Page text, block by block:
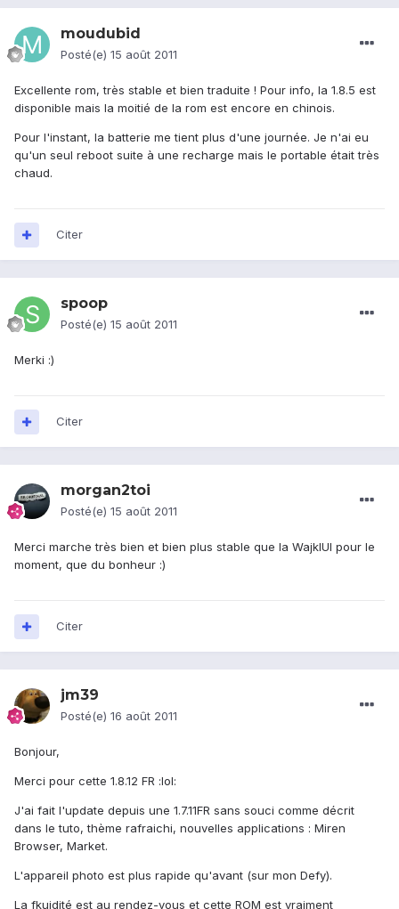
moudubid
Posté(e) 15 août 2011
Excellente rom, très stable et bien traduite ! Pour info, la 1.8.5 est
disponible mais la moitié de la rom est encore en chinois.
Pour l'instant, la batterie me tient plus d'une journée. Je n'ai eu
qu'un seul reboot suite à une recharge mais le portable était très
chaud.
Citer
spoop
Posté(e) 15 août 2011
Merki :)
Citer
morgan2toi
Posté(e) 15 août 2011
Merci marche très bien et bien plus stable que la WajkIUI pour le
moment, que du bonheur :)
Citer
jm39
Posté(e) 16 août 2011
Bonjour,
Merci pour cette 1.8.12 FR :lol:
J'ai fait l'update depuis une 1.7.11FR sans souci comme décrit
dans le tuto, thème rafraichi, nouvelles applications : Miren
Browser, Market.
L'appareil photo est plus rapide qu'avant (sur mon Defy).
La fkuidité est au rendez-vous et cette ROM est vraiment